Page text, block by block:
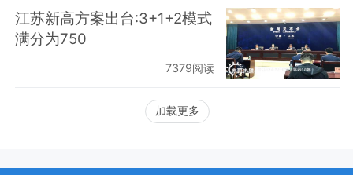
江苏新高方案出台:3+1+2模式
满分为750
7379阅读
加载更多